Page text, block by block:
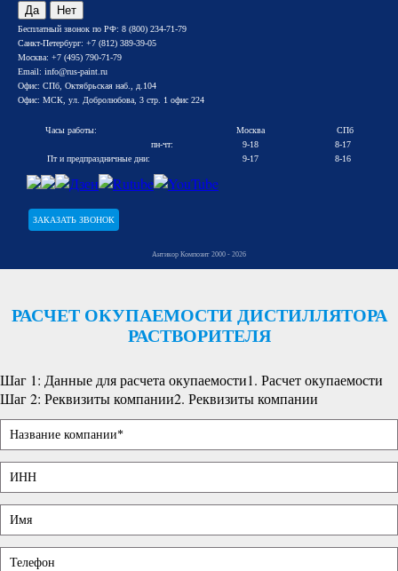
Да Нет
Бесплатный звонок по РФ: 8 (800) 234-71-79
Санкт-Петербург: +7 (812) 389-39-05
Москва: +7 (495) 790-71-79
Email: info@rus-paint.ru
Офис: СПб, Октябрьская наб., д.104
Офис: МСК, ул. Добролюбова, 3 стр. 1 офис 224
Часы работы: Москва
СПб
пн-чт:
9-18
8-17
Пт и предпраздничные дни:
9-17 8-16
ЗАКАЗАТЬ ЗВОНОК
Антикор Композит 2000 - 2026
РАСЧЕТ ОКУПАЕМОСТИ ДИСТИЛЛЯТОРА
РАСТВОРИТЕЛЯ
Шаг 1: Данные для расчета окупаемости1. Расчет окупаемости
Шаг 2: Реквизиты компании2. Реквизиты компании